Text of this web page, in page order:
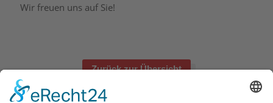
Wir freuen uns auf Sie!
Zurück zur Übersicht